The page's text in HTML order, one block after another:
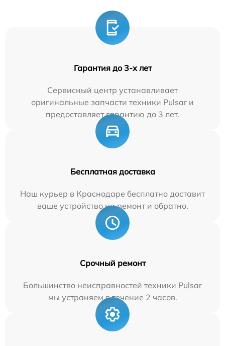
Гарантия до 3-х лет
Сервисный центр устанавливает
оригинальные запчасти техники Pulsar и
предоставляет гарантию до 3 лет.
Бесплатная доставка
Наш курьер в Краснодаре бесплатно доставит
ваше устройство на ремонт и обратно.
Срочный ремонт
Большинство неисправностей техники Pulsar
мы устраняем в течение 2 часов.